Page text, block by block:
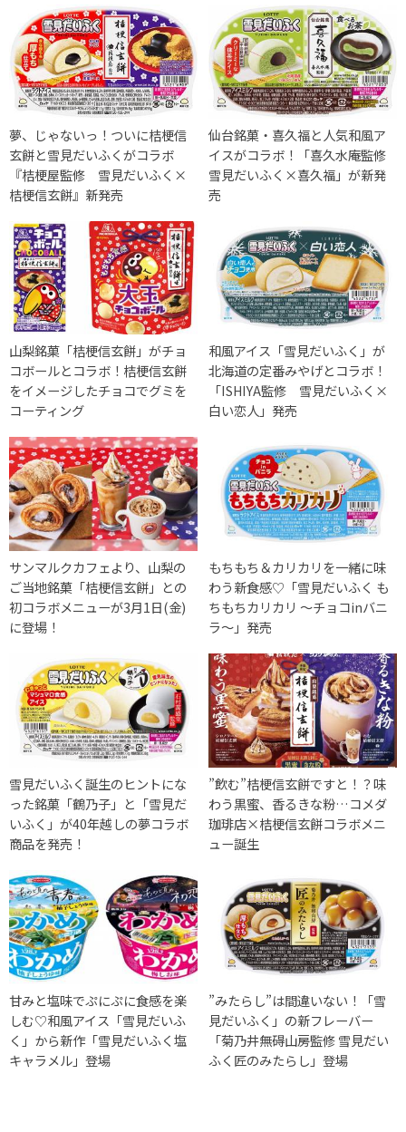
夢、じゃないっ！ついに桔梗信
玄餅と雪見だいふくがコラボ
『桔梗屋監修 雪見だいふく×
桔梗信玄餅』新発売
仙台銘菓・喜久福と人気和風ア
イスがコラボ！「喜久水庵監修
雪見だいふく×喜久福」が新発
売
山梨銘菓「桔梗信玄餅」がチョ
コボールとコラボ！桔梗信玄餅
をイメージしたチョコでグミを
コーティング
和風アイス「雪見だいふく」が
北海道の定番みやげとコラボ！
「ISHIYA監修 雪見だいふく×
白い恋人」発売
サンマルクカフェより、山梨の
ご当地銘菓「桔梗信玄餅」との
初コラボメニューが3月1日(金)
に登場！
もちもち＆カリカリを一緒に味
わう新食感♡「雪見だいふく も
ちもちカリカリ ～チョコinバニ
ラ～」発売
雪見だいふく誕生のヒントにな
った銘菓「鶴乃子」と「雪見だ
いふく」が40年越しの夢コラボ
商品を発売！
”飲む”桔梗信玄餅ですと！？味
わう黒蜜、香るきな粉…コメダ
珈琲店×桔梗信玄餅コラボメニ
ュー誕生
甘みと塩味でぷにぷに食感を楽
しむ♡和風アイス「雪見だいふ
く」から新作「雪見だいふく塩
キャラメル」登場
”みたらし”は間違いない！「雪
見だいふく」の新フレーバー
「菊乃井無碍山房監修 雪見だい
ふく匠のみたらし」登場